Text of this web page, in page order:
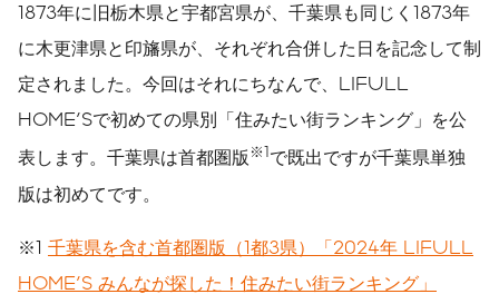
1873年に旧栃木県と宇都宮県が、千葉県も同じく1873年
に木更津県と印旛県が、それぞれ合併した日を記念して制
定されました。今回はそれにちなんで、LIFULL
HOME'Sで初めての県別「住みたい街ランキング」を公
表します。千葉県は首都圏版 ※1で既出ですが千葉県単独
版は初めてです。
※1 千葉県を含む首都圏版（1都3県）「2024年 LIFULL
HOME'S みんなが探した！住みたい街ランキング」